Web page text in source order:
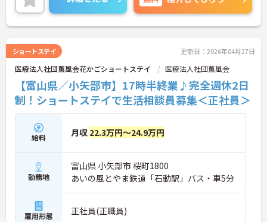
ショートステイ 更新日：2026年04月27日
医療法人社団薫風会花かごショートステイ 医療法人社団薫風会
【富山県／小矢部市】17時半終業♪完全週休2日
制！ショートステイで生活相談員募集＜正社員＞
給料 月収 22.3万円～24.9万円
勤務地
富山県 小矢部市 桜町1800
あいの風とやま鉄道「石動駅」バス・車5分
雇用形態 正社員(正職員)